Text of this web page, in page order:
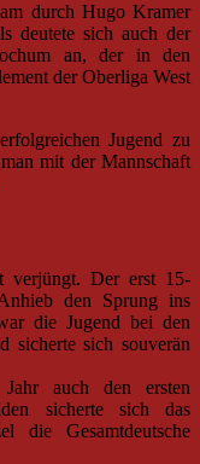
durch Hugo Kramer
deutete sich auch der
an, der in den
der Oberliga West
Jugend zu
mit der Mannschaft
verjüngt. Der erst 15-
den Sprung ins
die Jugend bei den
sicherte sich souverän
auch den ersten
sicherte sich das
die Gesamtdeutsche